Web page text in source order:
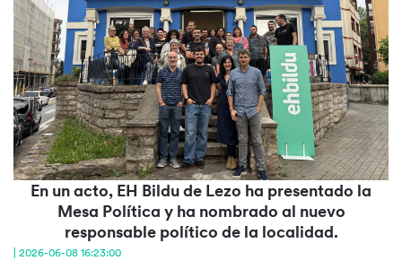
En un acto, EH Bildu de Lezo ha presentado la
Mesa Política y ha nombrado al nuevo
responsable político de la localidad.
| 2026-06-08 16:23:00